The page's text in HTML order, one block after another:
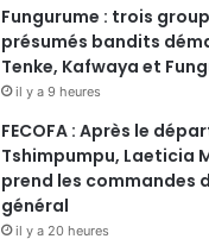
Fungurume : trois
présumés bandits
Tenke, Kafwaya et
il y a 9 heures
FECOFA : Après le
Tshimpumpu, Laeticia
prend les commandes
général
il y a 20 heures